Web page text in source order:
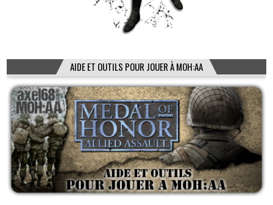
AIDE ET OUTILS POUR JOUER À MOH:AA